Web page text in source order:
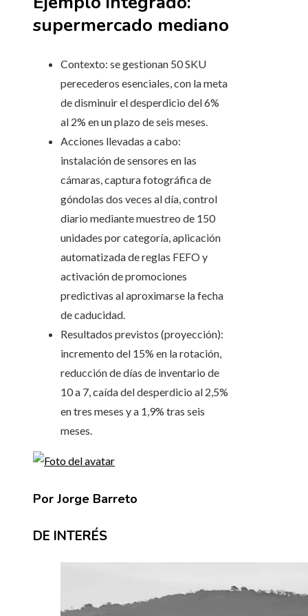
supermercado mediano
Contexto: se gestionan 50 SKU
perecederos esenciales, con la meta
de disminuir el desperdicio del 6%
al 2% en un plazo de seis meses.
Acciones llevadas a cabo:
instalación de sensores en las
cámaras, captura fotográfica de
góndolas dos veces al día, control
diario mediante muestreo de 150
unidades por categoría, aplicación
automatizada de reglas FEFO y
activación de promociones
predictivas al aproximarse la fecha
de caducidad.
Resultados previstos (proyección):
incremento del 15% en la rotación,
reducción de días de inventario de
10 a 7, caída del desperdicio al 2,5%
en tres meses y a 1,9% tras seis
meses.
Por Jorge Barreto
DE INTERÉS